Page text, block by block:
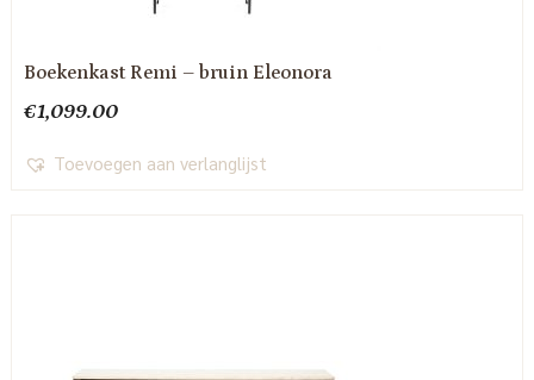
Boekenkast Remi – bruin Eleonora
€1,099.00
Toevoegen aan verlanglijst